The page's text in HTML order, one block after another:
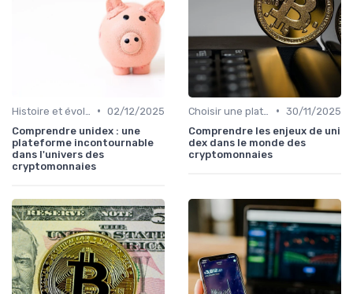
• 02/12/2025
Comprendre unidex : une
plateforme incontournable
dans l'univers des
cryptomonnaies
• 30/11/2025
Comprendre les enjeux de uni
dex dans le monde des
cryptomonnaies